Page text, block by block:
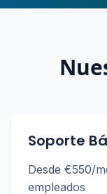
Soporte
Desde €550/
empleados